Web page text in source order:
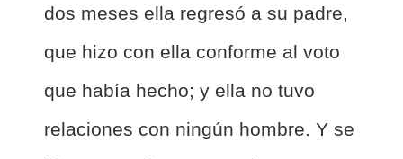
dos meses ella regresó a su padre,
que hizo con ella conforme al voto
que había hecho; y ella no tuvo
relaciones con ningún hombre. Y se